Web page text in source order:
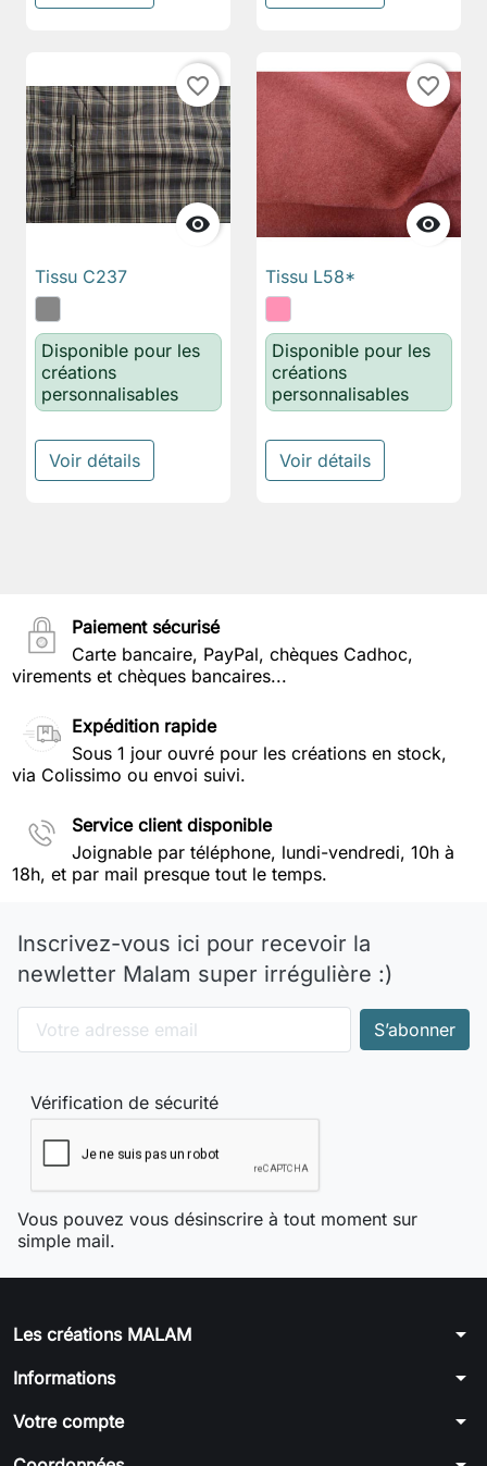

favorite_border
Tissu C237
Disponible pour les
créations
personnalisables
Voir détails

favorite_border
Tissu L58*
Disponible pour les
créations
personnalisables
Voir détails
Paiement sécurisé
Carte bancaire, PayPal, chèques Cadhoc,
virements et chèques bancaires...
Expédition rapide
Sous 1 jour ouvré pour les créations en stock,
via Colissimo ou envoi suivi.
Service client disponible
Joignable par téléphone, lundi-vendredi, 10h à
18h, et par mail presque tout le temps.
Inscrivez-vous ici pour recevoir la
newletter Malam super irrégulière :)
Vérification de sécurité
Vous pouvez vous désinscrire à tout moment sur
simple mail.
Les créations MALAM arrow_drop_down
Informations arrow_drop_down
Votre compte arrow_drop_down